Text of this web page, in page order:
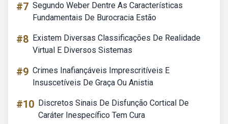
#7 Segundo Weber Dentre As Características
Fundamentais De Burocracia Estão
#8 Existem Diversas Classificações De Realidade
Virtual E Diversos Sistemas
#9 Crimes Inafiançáveis Imprescritíveis E
Insuscetíveis De Graça Ou Anistia
#10 Discretos Sinais De Disfunção Cortical De
Caráter Inespecífico Tem Cura